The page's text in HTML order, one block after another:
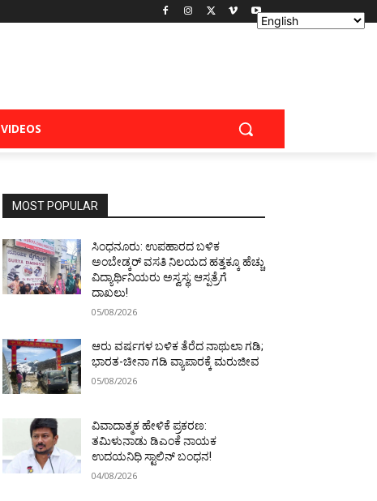
VIDEOS
MOST POPULAR
ಸಿಂಧನೂರು: ಉಪಹಾರದ ಬಳಿಕ
ಅಂಬೇಡ್ಕರ್ ವಸತಿ ನಿಲಯದ ಹತ್ತಕ್ಕೂ ಹೆಚ್ಚು
ವಿದ್ಯಾರ್ಥಿನಿಯರು ಅಸ್ವಸ್ಥ; ಆಸ್ಪತ್ರೆಗೆ
ದಾಖಲು!
05/08/2026
ಆರು ವರ್ಷಗಳ ಬಳಿಕ ತೆರೆದ ನಾಥುಲಾ ಗಡಿ;
ಭಾರತ-ಚೀನಾ ಗಡಿ ವ್ಯಾಪಾರಕ್ಕೆ ಮರುಜೀವ
05/08/2026
ವಿವಾದಾತ್ಮಕ ಹೇಳಿಕೆ ಪ್ರಕರಣ:
ತಮಿಳುನಾಡು ಡಿಎಂಕೆ ನಾಯಕ
ಉದಯನಿಧಿ ಸ್ಟಾಲಿನ್ ಬಂಧನ!
04/08/2026